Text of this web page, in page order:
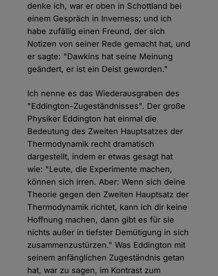
denke ich, war er oben in Schottland bei
einem Gespräch in Inverness; und ich
habe zufällig einen Freund, der sich
Notizen von seiner Rede gemacht hat, und
er sagte: "Dawkins hat seine Meinung
geändert, er ist ein Deist geworden."
Ich nenne es das Wiederausgraben des
"Eddington-Zugeständnisses". Der große
Physiker Eddington hat einmal die
Bedeutung des Zweiten Hauptsatzes der
Thermodynamik recht dramatisch
dargestellt, indem er etwas gesagt hat
wie: "Leute, die Experimente machen,
können sich irren. Aber: Wenn sich deine
Theorie gegen den Zweiten Hauptsatz der
Thermodynamik richtet, kann ich dir keine
Hoffnung machen, dann gibt es für sie
nichts außer in tiefster Demütigung in sich
zusammenzustürzen." Was Eddington mit
seinem anfänglichen Zugeständnis getan
hat, war zu sagen, im Kontrast zum